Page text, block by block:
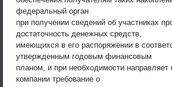
федеральный орган
при получении сведений об участниках
достаточность денежных средств,
имеющихся в его распоряжении в
утвержденным годовым финансовым
планом, и при необходимости
компании требование о